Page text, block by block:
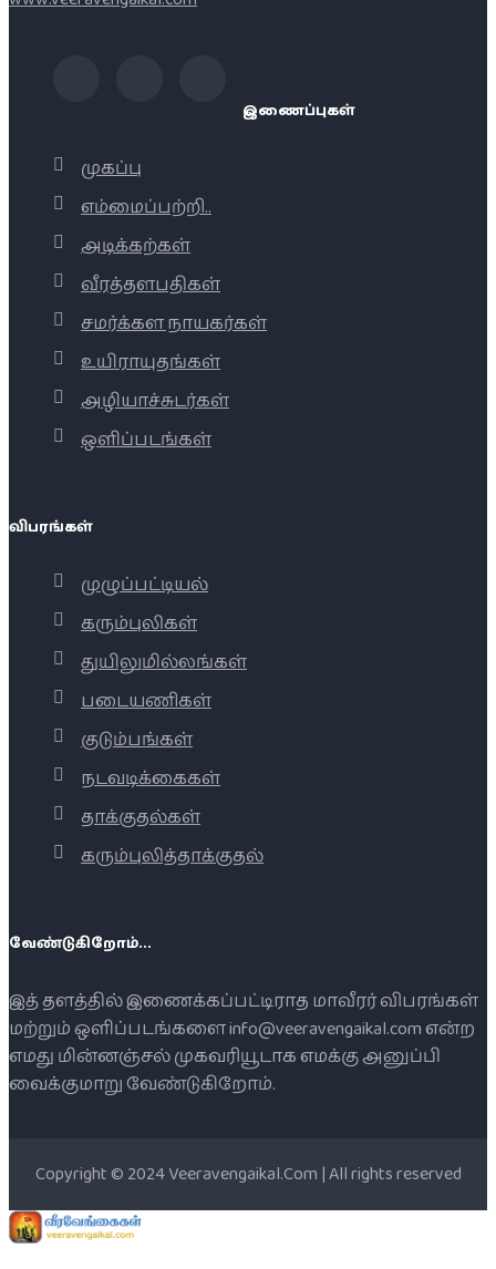
இணைப்புகள்
முகப்பு
எம்மைப்பற்றி..
அடிக்கற்கள்
வீரத்தளபதிகள்
சமர்க்கள நாயகர்கள்
உயிராயுதங்கள்
அழியாச்சுடர்கள்
ஒளிப்படங்கள்
விபரங்கள்
முழுப்பட்டியல்
கரும்புலிகள்
துயிலுமில்லங்கள்
படையணிகள்
குடும்பங்கள்
நடவடிக்கைகள்
தாக்குதல்கள்
கரும்புலித்தாக்குதல்
வேண்டுகிறோம்...
இத் தளத்தில் இணைக்கப்பட்டிராத மாவீரர் விபரங்கள்
மற்றும் ஒளிப்படங்களை info@veeravengaikal.com என்ற
எமது மின்னஞ்சல் முகவரியூடாக எமக்கு அனுப்பி
வைக்குமாறு வேண்டுகிறோம்.
Copyright © 2024 Veeravengaikal.Com | All rights reserved